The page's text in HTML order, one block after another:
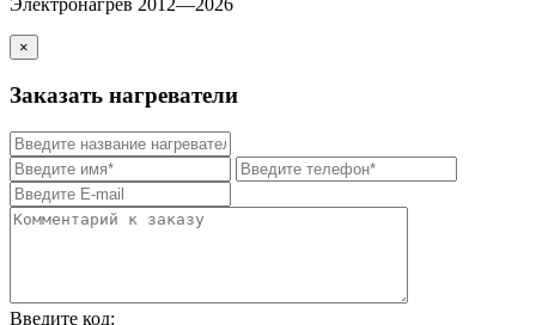
Электронагрев 2012—2026
×
Заказать нагреватели
Введите код: